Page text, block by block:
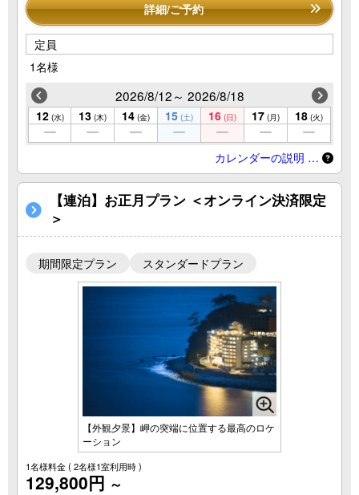
詳細/ご予約
定員
1名様
2026/8/12～ 2026/8/18
12 (水) 13 (木) 14 (金) 15 (土) 16 (日) 17 (月) 18 (火)
カレンダーの説明 …
【連泊】お正月プラン ＜オンライン決済限定
＞
期間限定プラン スタンダードプラン
【外観夕景】岬の突端に位置する最高のロケ
ーション
1名様料金( 2名様1室利用時 )
129,800円 ～